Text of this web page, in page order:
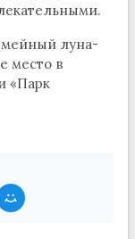
луна-
место в
«Парк